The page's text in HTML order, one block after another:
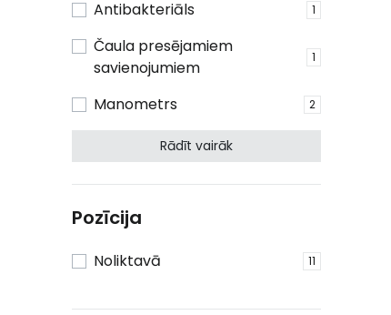
Antibakteriāls 1
Čaula presējamiem
savienojumiem
1
Manometrs 2
Rādīt vairāk
Pozīcija
Noliktavā 11